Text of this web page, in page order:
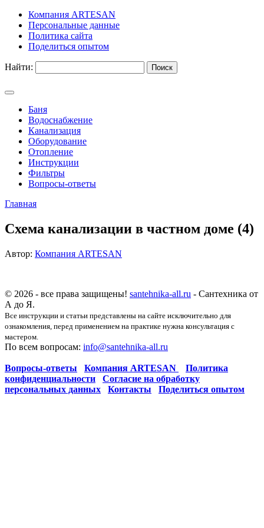
Компания ARTESAN
Персональные данные
Политика сайта
Поделиться опытом
Найти:
Баня
Водоснабжение
Канализация
Оборудование
Отопление
Инструкции
Фильтры
Вопросы-ответы
Главная
Схема канализации в частном доме (4)
Автор: Компания ARTESAN
© 2026 - все права защищены! santehnika-all.ru - Сантехника от
А до Я.
Все инструкции и статьи представлены на сайте исключительно для
ознакомления, перед применением на практике нужна консультация с
мастером.
По всем вопросам: info@santehnika-all.ru
Вопросы-ответы Компания ARTESAN
Политика
конфиденциальности
Согласие на обработку
персональных данных
Контакты Поделиться опытом